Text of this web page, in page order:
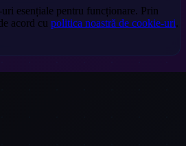
esențiale pentru funcționare. Prin
acord cu politica noastră de cookie-uri.